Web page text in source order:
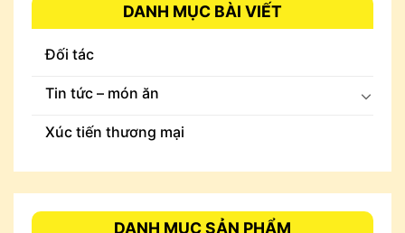
DANH MỤC BÀI VIẾT
Đối tác
Tin tức – món ăn
Xúc tiến thương mại
DANH MỤC SẢN PHẨM